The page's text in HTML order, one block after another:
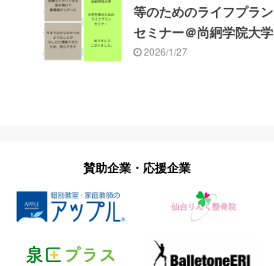
等のためのライフプラン
セミナー＠尚絅学院大学
2026/1/27
賛助企業・応援企業